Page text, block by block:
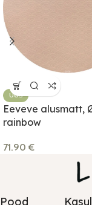
UUS
Eeveve alusmatt,
rainbow
71.90€
Pood